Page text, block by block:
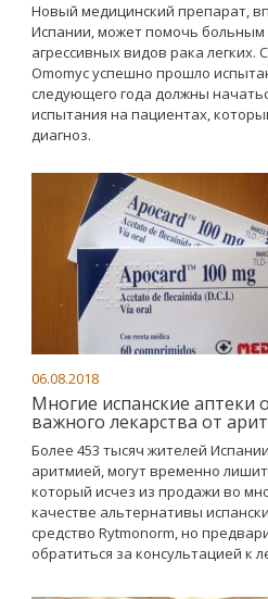
Новый медицинский препарат,
Испании, может помочь
агрессивных видов рака легких.
Omomyc успешно прошло
следующего года должны
испытания на пациентах,
диагноз.
06.08.2018
Многие испанские аптеки
важного лекарства от
Более 453 тысяч жителей
аритмией, могут временно
который исчез из продажи во
качестве альтернативы
средство Rytmonorm, но
обратиться за консультацией к